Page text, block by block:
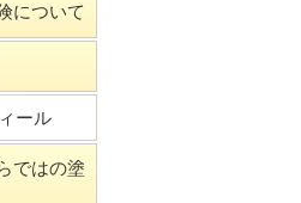
について
ール
ではの塗